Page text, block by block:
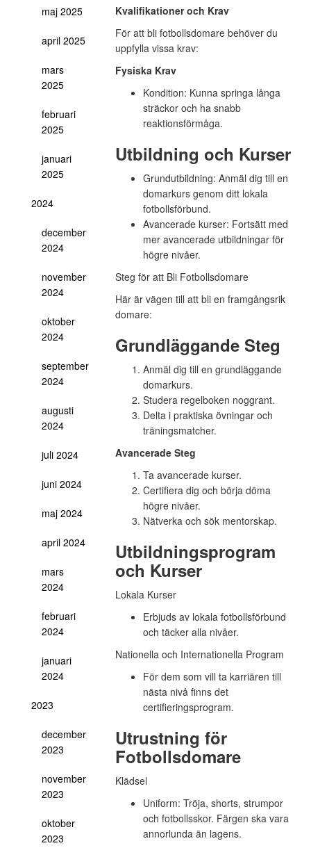
maj 2025
april 2025
mars
2025
februari
2025
januari
2025
2024
december
2024
november
2024
oktober
2024
september
2024
augusti
2024
juli 2024
juni 2024
maj 2024
april 2024
mars
2024
februari
2024
januari
2024
2023
december
2023
november
2023
oktober
2023
Kvalifikationer och Krav
För att bli fotbollsdomare behöver du
uppfylla vissa krav:
Fysiska Krav
Kondition: Kunna springa långa
sträckor och ha snabb
reaktionsförmåga.
Utbildning och Kurser
Grundutbildning: Anmäl dig till en
domarkurs genom ditt lokala
fotbollsförbund.
Avancerade kurser: Fortsätt med
mer avancerade utbildningar för
högre nivåer.
Steg för att Bli Fotbollsdomare
Här är vägen till att bli en framgångsrik
domare:
Grundläggande Steg
Anmäl dig till en grundläggande
domarkurs.
Studera regelboken noggrant.
Delta i praktiska övningar och
träningsmatcher.
Avancerade Steg
Ta avancerade kurser.
Certifiera dig och börja döma
högre nivåer.
Nätverka och sök mentorskap.
Utbildningsprogram
och Kurser
Lokala Kurser
Erbjuds av lokala fotbollsförbund
och täcker alla nivåer.
Nationella och Internationella Program
För dem som vill ta karriären till
nästa nivå finns det
certifieringsprogram.
Utrustning för
Fotbollsdomare
Klädsel
Uniform: Tröja, shorts, strumpor
och fotbollsskor. Färgen ska vara
annorlunda än lagens.